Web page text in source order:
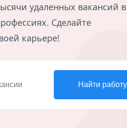
удаленных вакансий в
Сделайте
карьере!
Найти работу